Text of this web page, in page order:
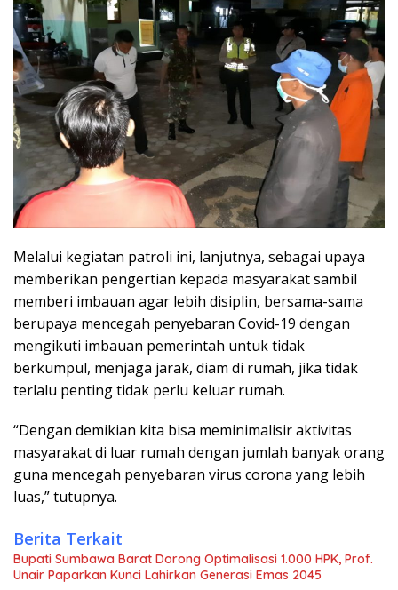
Melalui kegiatan patroli ini, lanjutnya, sebagai upaya
memberikan pengertian kepada masyarakat sambil
memberi imbauan agar lebih disiplin, bersama-sama
berupaya mencegah penyebaran Covid-19 dengan
mengikuti imbauan pemerintah untuk tidak
berkumpul, menjaga jarak, diam di rumah, jika tidak
terlalu penting tidak perlu keluar rumah.
“Dengan demikian kita bisa meminimalisir aktivitas
masyarakat di luar rumah dengan jumlah banyak orang
guna mencegah penyebaran virus corona yang lebih
luas,” tutupnya.
Berita Terkait
Bupati Sumbawa Barat Dorong Optimalisasi 1.000 HPK, Prof.
Unair Paparkan Kunci Lahirkan Generasi Emas 2045